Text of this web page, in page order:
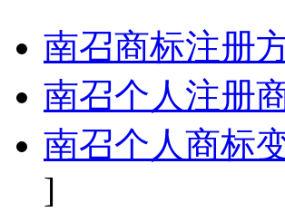
南召商标注册
南召个人注册
南召个人商标
]